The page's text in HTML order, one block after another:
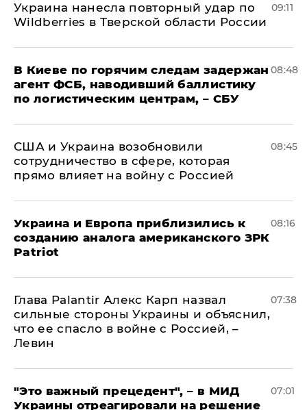
Украина нанесла повторный удар по
Wildberries в Тверской области России
09:11
В Киеве по горячим следам задержан
агент ФСБ, наводивший баллистику
по логистическим центрам, – СБУ
08:48
США и Украина возобновили
сотрудничество в сфере, которая
прямо влияет на войну с Россией
08:45
Украина и Европа приблизились к
созданию аналога американского ЗРК
Patriot
08:16
Глава Palantir Алекс Карп назвал
сильные стороны Украины и объяснил,
что ее спасло в войне с Россией, –
Левин
07:38
"Это важный прецедент", – в МИД
Украины отреагировали на решение
07:01